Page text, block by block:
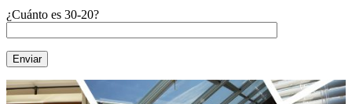
¿Cuánto es 30-20?